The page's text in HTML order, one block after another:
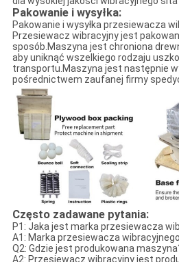
Pakowanie i wysyłka:
Pakowanie i wysyłka przesiewacza
Przesiewacz wibracyjny jest
sposób.Maszyna jest chroniona
aby uniknąć wszelkiego rodzaju
transportu.Maszyna jest następnie
pośrednictwem zaufanej firmy
Często zadawane pytania:
P1: Jaka jest marka przesiewacza
A1: Marka przesiewacza wibracyjnego
Q2: Gdzie jest produkowana
A2: Przesiewacz wibracyjny jest